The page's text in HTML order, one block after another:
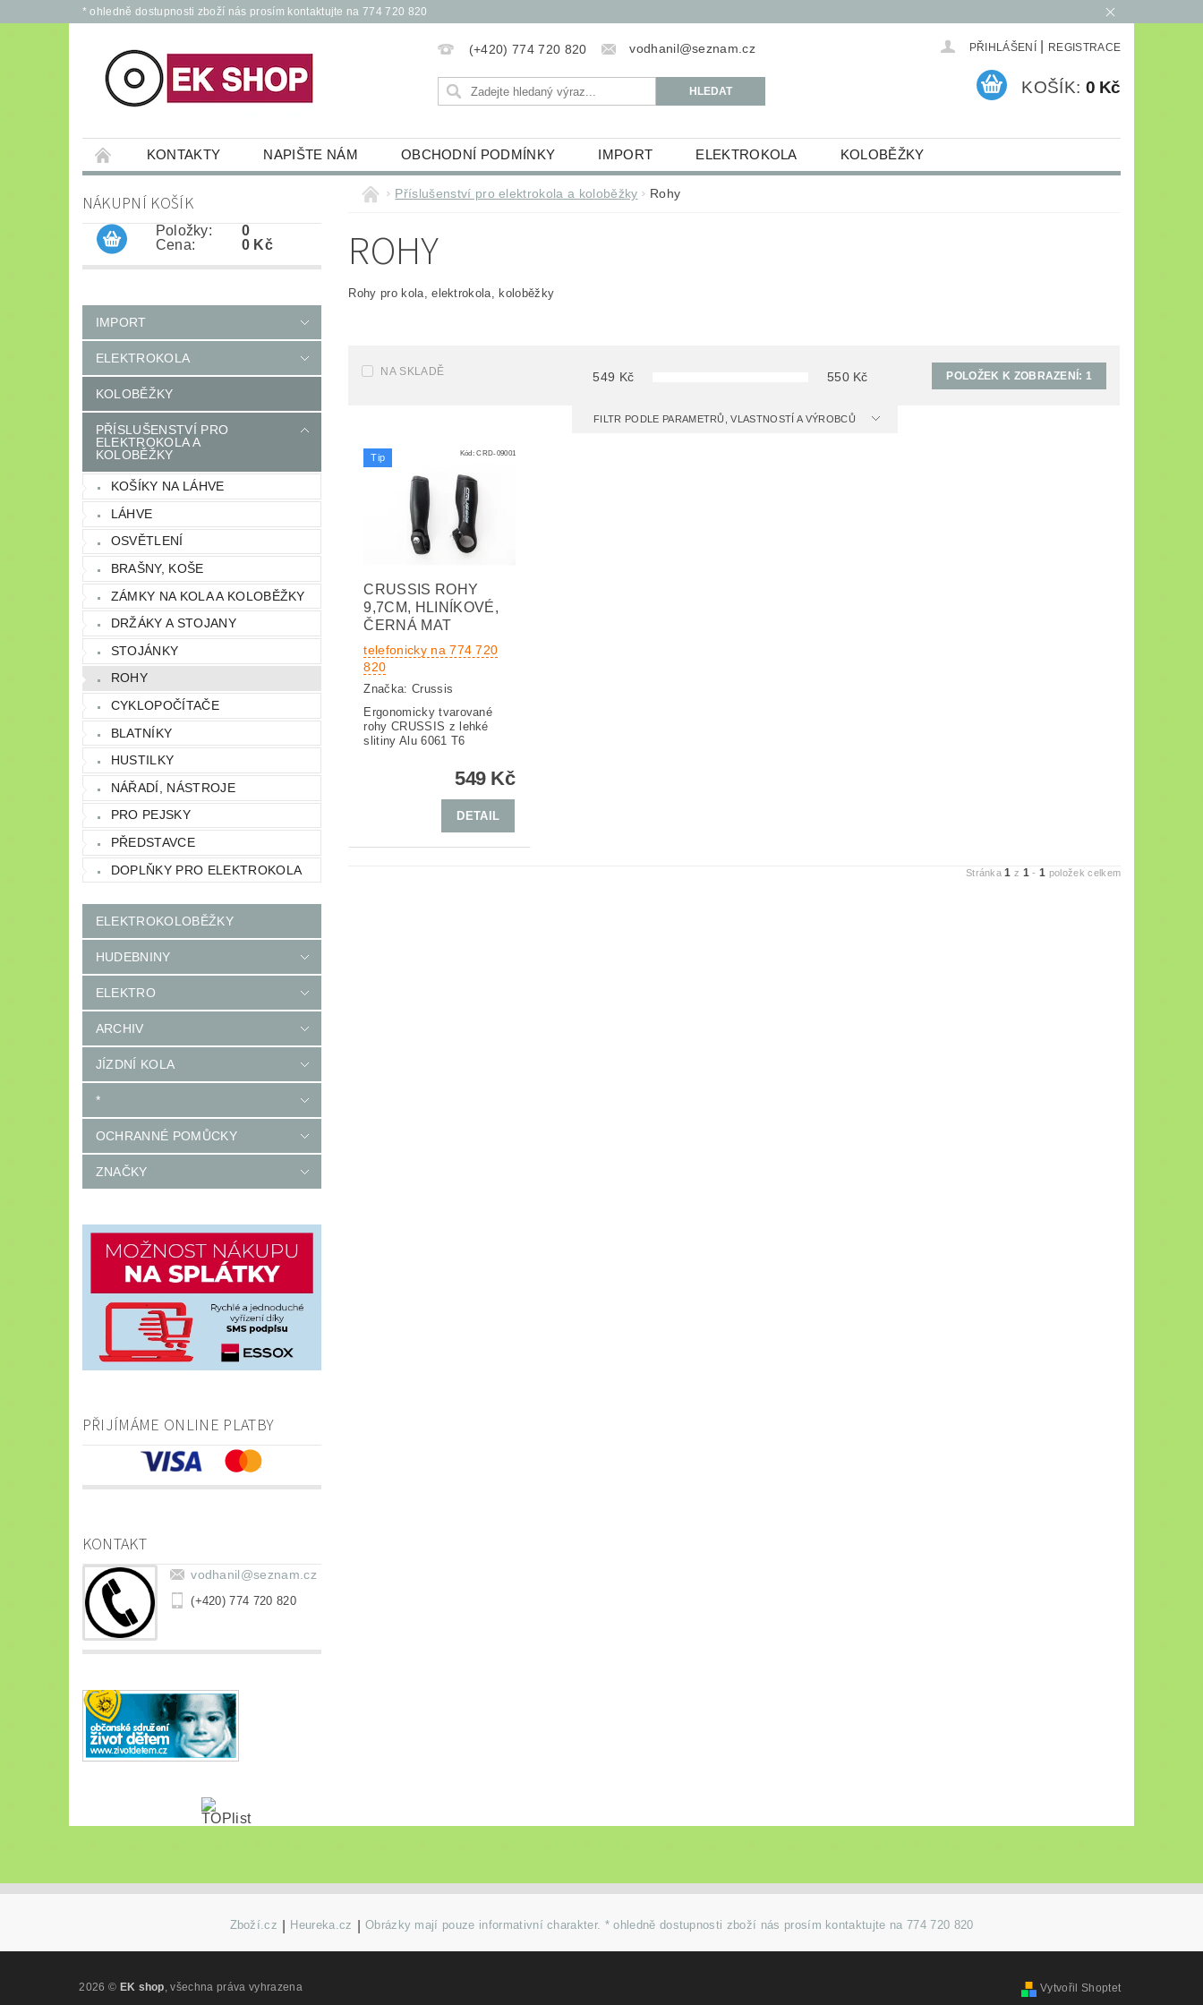
* ohledně dostupnosti zboží nás prosím kontaktujte na 774 720 820
(+420) 774 720 820 vodhanil@seznam.cz PŘIHLÁŠENÍ REGISTRACE
KOŠÍK: 0 Kč
KONTAKTY NAPIŠTE NÁM OBCHODNÍ PODMÍNKY IMPORT ELEKTROKOLA KOLOBĚŽKY
PŘÍSLUŠENSTVÍ PRO ELEKTROKOLA A KOLOBĚŽKY ELEKTROKOLOBĚŽKY
JÍZDNÍ KOLA * OCHRANNÉ POMŮCKY
NÁKUPNÍ KOŠÍK
Položky:
Cena:
0
0 Kč
IMPORT
ELEKTROKOLA
KOLOBĚŽKY
PŘÍSLUŠENSTVÍ PRO
ELEKTROKOLA A
KOLOBĚŽKY
KOŠÍKY NA LÁHVE
LÁHVE
OSVĚTLENÍ
BRAŠNY, KOŠE
ZÁMKY NA KOLA A KOLOBĚŽKY
DRŽÁKY A STOJANY
STOJÁNKY
ROHY
CYKLOPOČÍTAČE
BLATNÍKY
HUSTILKY
NÁŘADÍ, NÁSTROJE
PRO PEJSKY
PŘEDSTAVCE
DOPLŇKY PRO ELEKTROKOLA
ELEKTROKOLOBĚŽKY
HUDEBNINY
ELEKTRO
ARCHIV
JÍZDNÍ KOLA
*
OCHRANNÉ POMŮCKY
ZNAČKY
PŘIJÍMÁME ONLINE PLATBY
KONTAKT
vodhanil@seznam.cz
(+420) 774 720 820
Příslušenství pro elektrokola a koloběžky Rohy
ROHY
Rohy pro kola, elektrokola, koloběžky
NA SKLADĚ 549 Kč 550Kč POLOŽEK K ZOBRAZENÍ:1
FILTR PODLE PARAMETRŮ, VLASTNOSTÍ A VÝROBCŮ
Tip Kód:CRD-09001
CRUSSIS ROHY
9,7CM, HLINÍKOVÉ,
ČERNÁ MAT
telefonicky na 774 720
820
Značka: Crussis
Ergonomicky tvarované
rohy CRUSSIS z lehké
slitiny Alu 6061 T6
549 Kč
DETAIL
Stránka1 z 1 -1 položek celkem
Zboží.cz Heureka.cz Obrázky mají pouze informativní charakter. * ohledně dostupnosti zboží nás prosím kontaktujte na 774 720 820
2026 © EK shop , všechna práva vyhrazena Vytvořil Shoptet